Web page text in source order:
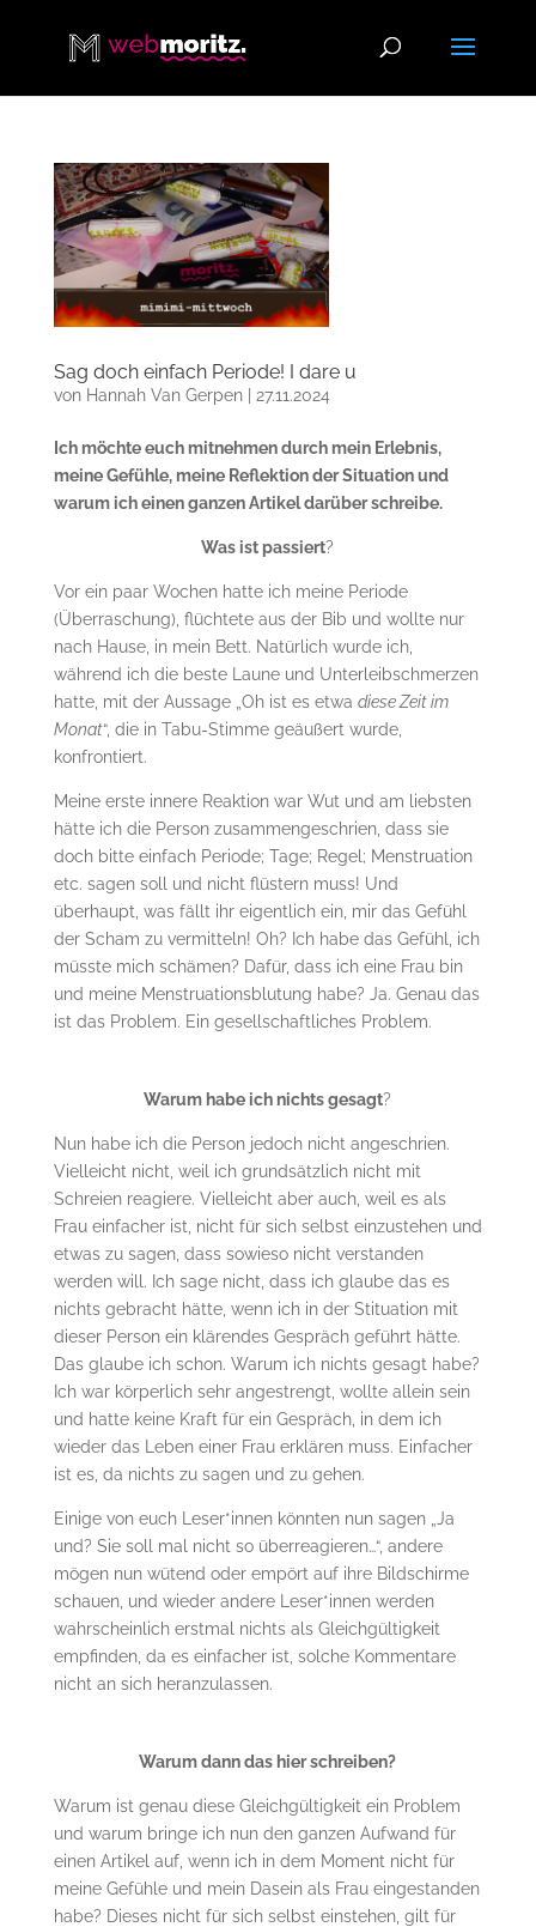
Sag doch einfach Periode! I dare u
von Hannah Van Gerpen| 27.11.2024
Ich möchte euch mitnehmen durch mein Erlebnis,
meine Gefühle, meine Reflektion der Situation und
warum ich einen ganzen Artikel darüber schreibe.
Was ist passiert?
Vor ein paar Wochen hatte ich meine Periode
(Überraschung), flüchtete aus der Bib und wollte nur
nach Hause, in mein Bett. Natürlich wurde ich,
während ich die beste Laune und Unterleibschmerzen
hatte, mit der Aussage „Oh ist es etwa diese Zeit im
Monat“, die in Tabu-Stimme geäußert wurde,
konfrontiert.
Meine erste innere Reaktion war Wut und am liebsten
hätte ich die Person zusammengeschrien, dass sie
doch bitte einfach Periode; Tage; Regel; Menstruation
etc. sagen soll und nicht flüstern muss! Und
überhaupt, was fällt ihr eigentlich ein, mir das Gefühl
der Scham zu vermitteln! Oh? Ich habe das Gefühl, ich
müsste mich schämen? Dafür, dass ich eine Frau bin
und meine Menstruationsblutung habe? Ja. Genau das
ist das Problem. Ein gesellschaftliches Problem.
Warum habe ich nichts gesagt?
Nun habe ich die Person jedoch nicht angeschrien.
Vielleicht nicht, weil ich grundsätzlich nicht mit
Schreien reagiere. Vielleicht aber auch, weil es als
Frau einfacher ist, nicht für sich selbst einzustehen und
etwas zu sagen, dass sowieso nicht verstanden
werden will. Ich sage nicht, dass ich glaube das es
nichts gebracht hätte, wenn ich in der Stituation mit
dieser Person ein klärendes Gespräch geführt hätte.
Das glaube ich schon. Warum ich nichts gesagt habe?
Ich war körperlich sehr angestrengt, wollte allein sein
und hatte keine Kraft für ein Gespräch, in dem ich
wieder das Leben einer Frau erklären muss. Einfacher
ist es, da nichts zu sagen und zu gehen.
Einige von euch Leser*innen könnten nun sagen „Ja
und? Sie soll mal nicht so überreagieren…“, andere
mögen nun wütend oder empört auf ihre Bildschirme
schauen, und wieder andere Leser*innen werden
wahrscheinlich erstmal nichts als Gleichgültigkeit
empfinden, da es einfacher ist, solche Kommentare
nicht an sich heranzulassen.
Warum dann das hier schreiben?
Warum ist genau diese Gleichgültigkeit ein Problem
und warum bringe ich nun den ganzen Aufwand für
einen Artikel auf, wenn ich in dem Moment nicht für
meine Gefühle und mein Dasein als Frau eingestanden
habe? Dieses nicht für sich selbst einstehen, gilt für